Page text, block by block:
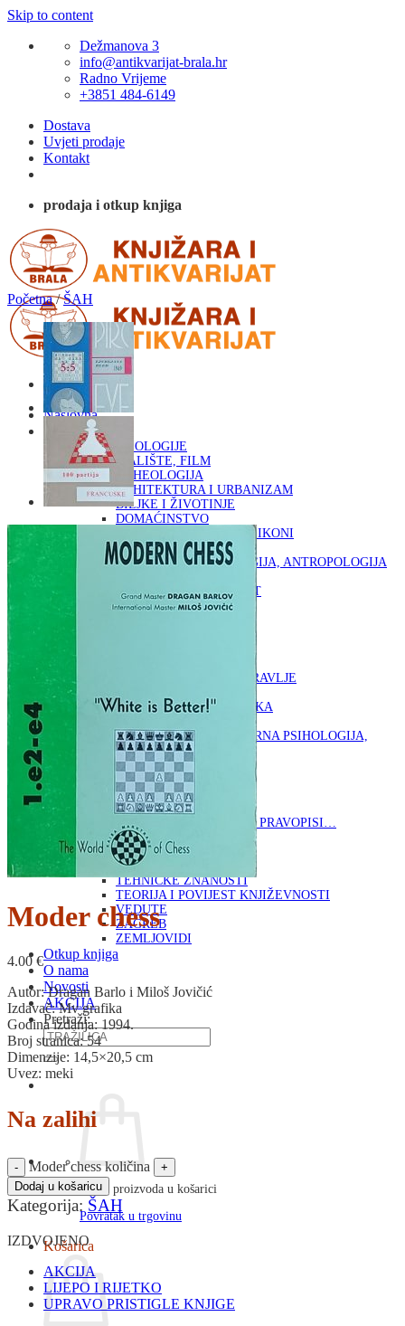
Skip to content
Dežmanova 3
info@antikvarijat-brala.hr
Radno Vrijeme
+3851 484-6149
Dostava
Uvjeti prodaje
Kontakt
prodaja i otkup knjiga
Naslovna
KNJIGE
OD ARHEOLOGIJE
DO KAZALIŠTE, FILM
ARHEOLOGIJA
ARHITEKTURA I URBANIZAM
BILJKE I ŽIVOTINJE
DOMAĆINSTVO
ENCIKLOPEDIJE I LEKSIKONI
ETNOLOGIJA
FILOZOFIJA, SOCIOLOGIJA, ANTROPOLOGIJA
GLAZBENA UMJETNOST
KAZALIŠTE, FILM
LJEKOVITO BILJE I ZDRAVLJE
POVIJEST I PUBLICISTIKA
PSIHOLOGIJA, POPULARNA PSIHOLOGIJA,
ALTERNATIVA
RAZNO
RELIGIJA
OD RJEČNIKA
DO ZEMLJOVIDA
RJEČNICI, GRAMATIKE, PRAVOPISI…
ŠAH
SPORT
STRIPOVI
TEHNIČKE ZNANOSTI
TEORIJA I POVIJEST KNJIŽEVNOSTI
VEDUTE
ZAGREB
ZEMLJOVIDI
Otkup knjiga
O nama
Novosti
AKCIJA
Pretraži:
Nema proizvoda u košarici
Povratak u trgovinu
Košarica
Početna / ŠAH
Moder chess
4.00€
Autor: Dragan Barlo i Miloš Jovičić
Izdavač: Mv grafika
Godina izdanja: 1994.
Broj stranica: 54
Dimenzije: 14,5×20,5 cm
Uvez: meki
Na zalihi
Moder chess količina
Dodaj u košaricu
Kategorija: ŠAH
IZDVOJENO
AKCIJA
LIJEPO I RIJETKO
UPRAVO PRISTIGLE KNJIGE